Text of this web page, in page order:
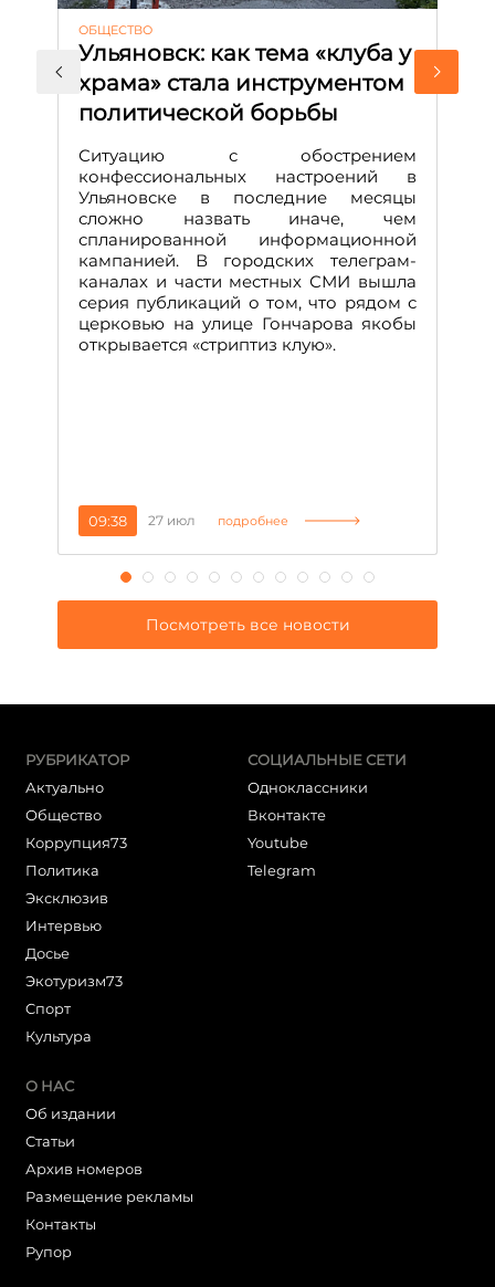
ОБЩЕСТВО
Ульяновск: как тема «клуба у
храма» стала инструментом
политической борьбы
Ситуацию с обострением
конфессиональных настроений в
Ульяновске в последние месяцы
сложно назвать иначе, чем
спланированной информационной
кампанией. В городских телеграм-
каналах и части местных СМИ вышла
серия публикаций о том, что рядом с
церковью на улице Гончарова якобы
открывается «стриптиз клую».
09:38 27 июл подробнее
Посмотреть все новости
РУБРИКАТОР
Актуально
Общество
Коррупция73
Политика
Эксклюзив
Интервью
Досье
Экотуризм73
Cпорт
Культура
СОЦИАЛЬНЫЕ СЕТИ
Одноклассники
Вконтакте
Youtube
Telegram
О НАС
Об издании
Статьи
Архив номеров
Размещение рекламы
Контакты
Рупор